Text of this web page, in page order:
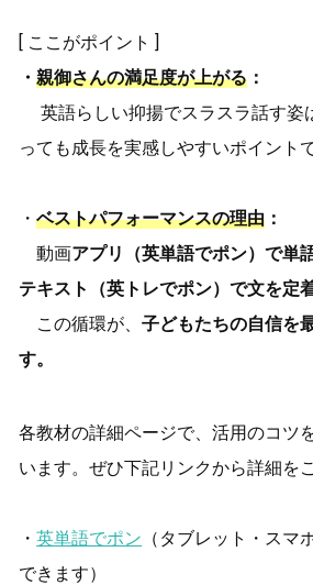
[ ここがポイント ]
・親御さんの満足度が上がる ：
英語らしい抑揚でスラスラ話す姿
っても成長を実感しやすいポイントで
・ベストパフォーマンスの理由 ：
動画アプリ（英単語でポン）で単
テキスト（英トレでポン）で文を定
この循環が、子どもたちの自信を
す。
各教材の詳細ページで、活用のコツ
います。ぜひ下記リンクから詳細を
・英単語でポン （タブレット・スマ
できます）